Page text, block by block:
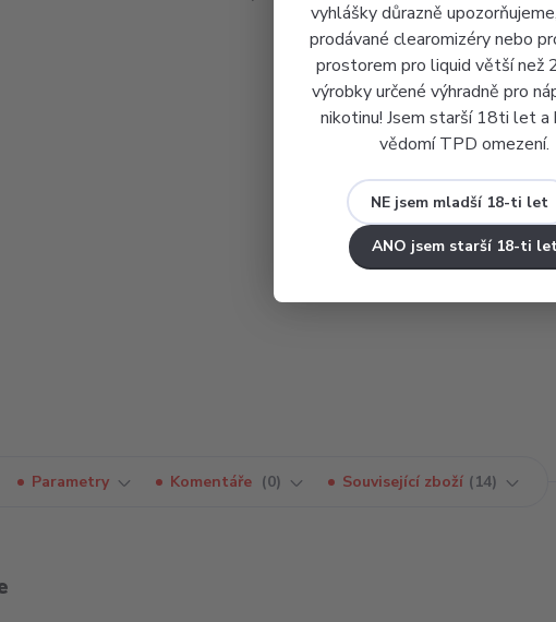
vyhlášky důrazně
prodávané clearomizéry nebo
prostorem pro liquid větší než
výrobky určené výhradně pro
nikotinu! Jsem starší 18ti let a
vědomí TPD omezení.
NE jsem mladší 18-ti let
ANO jsem starší 18-ti
Parametry Komentáře 0 Související zboží 14